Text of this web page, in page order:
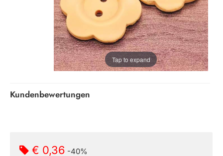
Tap to expand
Kundenbewertungen
€ 0,36 -40%